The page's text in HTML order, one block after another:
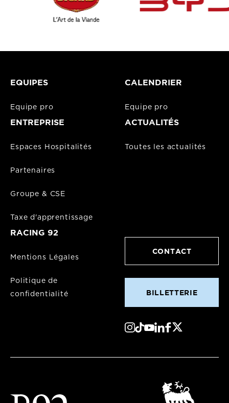
EQUIPES
Equipe pro
CALENDRIER
Equipe pro
ENTREPRISE
Espaces Hospitalités
Partenaires
Groupe & CSE
Taxe d'apprentissage
ACTUALITÉS
Toutes les actualités
RACING 92
Mentions Légales
Politique de
confidentialité
CONTACT
BILLETTERIE